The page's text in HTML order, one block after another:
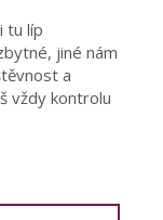
tu líp
jiné nám
a
vždy kontrolu